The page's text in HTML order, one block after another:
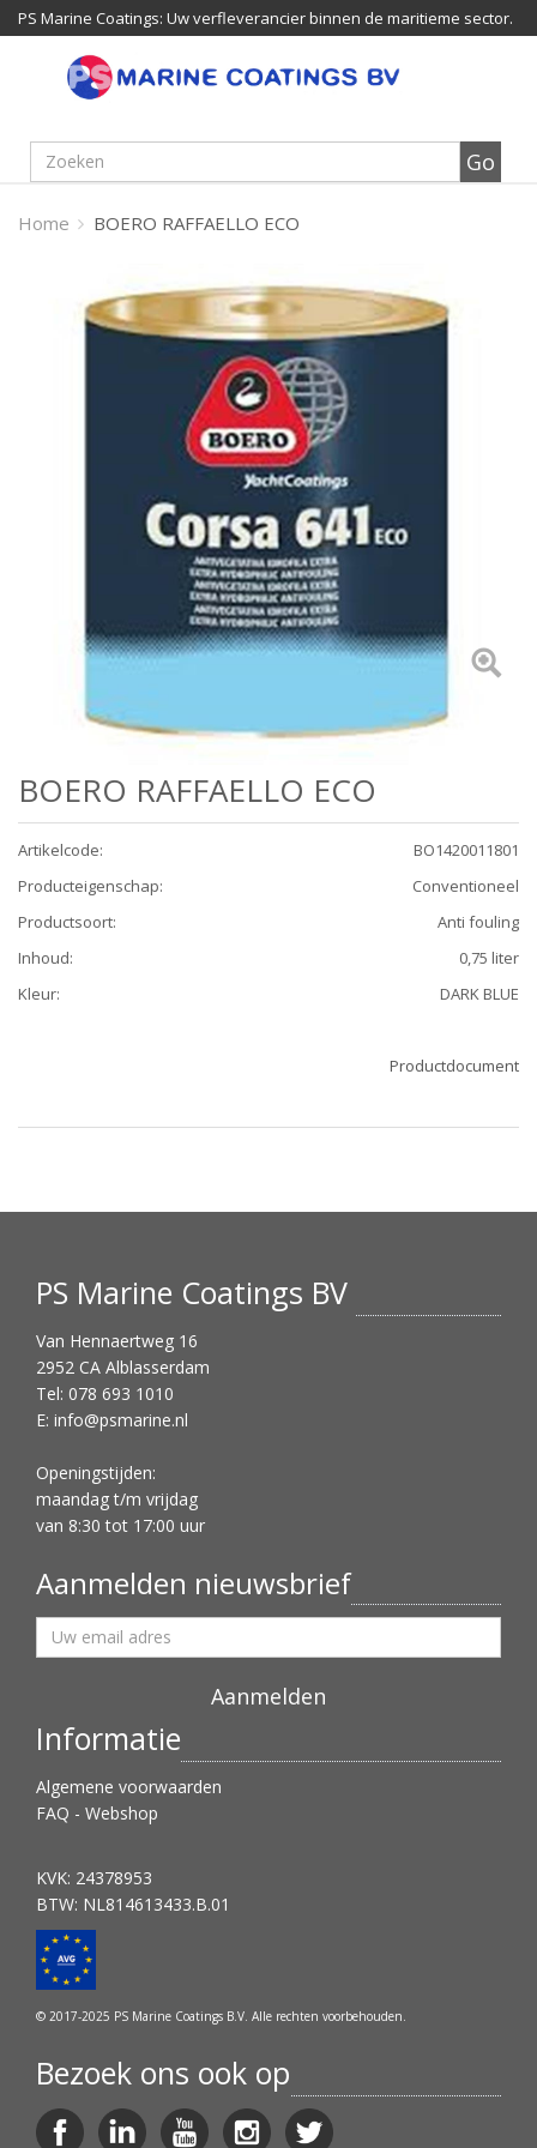
PS Marine Coatings: Uw verfleverancier binnen de maritieme sector.
Home BOERO RAFFAELLO ECO
BOERO RAFFAELLO ECO
Artikelcode:
BO1420011801
Producteigenschap:
Conventioneel
Productsoort:
Anti fouling
Inhoud:
0,75 liter
Kleur: DARK BLUE
Productdocument
PS Marine Coatings BV
Van Hennaertweg 16
2952 CA Alblasserdam
Tel: 078 693 1010
E: info@psmarine.nl
Openingstijden:
maandag t/m vrijdag
van 8:30 tot 17:00 uur
Aanmelden nieuwsbrief
Informatie
Algemene voorwaarden
FAQ - Webshop
KVK: 24378953
BTW: NL814613433.B.01
© 2017-2025 PS Marine Coatings B.V. Alle rechten voorbehouden.
Bezoek ons ook op